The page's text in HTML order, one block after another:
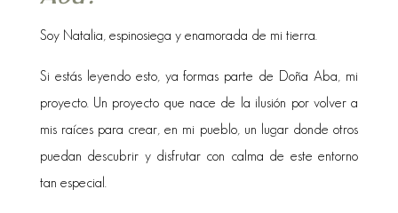
Soy Natalia, espinosiega y enamorada de mi tierra.
Si estás leyendo esto, ya formas parte de Doña Aba, mi
proyecto. Un proyecto que nace de la ilusión por volver a
mis raíces para crear, en mi pueblo, un lugar donde otros
puedan descubrir y disfrutar con calma de este entorno
tan especial.